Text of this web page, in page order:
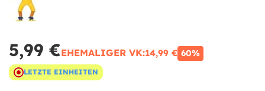
5,99 €EHEMALIGER VK:14,99 € 60%
LETZTE EINHEITEN